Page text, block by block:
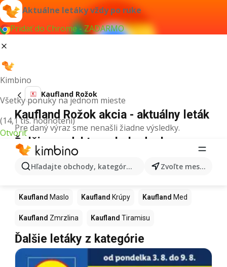
Aktuálne letáky vždy po ruke
Pridať do Chrome - ZADARMO
Kimbino
Všetky ponuky na jednom mieste
(14,1 tis. hodnotení)
Otvoriť
Hľadajte obchody, kategórie, produkty... Zvoľte mesto
Kaufland Rožok
Kaufland Rožok akcia - aktuálny leták
Pre daný výraz sme nenašli žiadne výsledky.
Ďalšie produkty v obchodoch
Kaufland
Kaufland Maslo Kaufland Krúpy Kaufland Med
Kaufland Zmrzlina Kaufland Tiramisu
Ďalšie letáky z kategórie